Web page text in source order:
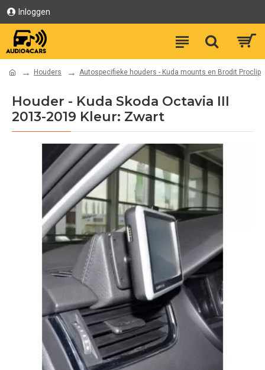
Inloggen
Houders Autospecifieke houders - Kuda mounts en Brodit Proclip
Houder - Kuda Skoda Octavia III
2013-2019 Kleur: Zwart